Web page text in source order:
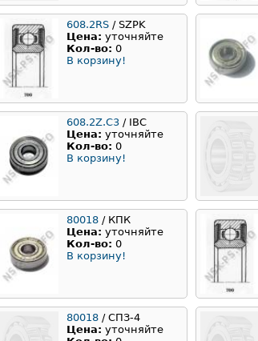
608.2RS / SZPK
Цена: уточняйте
Кол-во: 0
В корзину!
608.2Z.C3 / IBC
Цена: уточняйте
Кол-во: 0
В корзину!
80018 / КПК
Цена: уточняйте
Кол-во: 0
В корзину!
80018 / СПЗ-4
Цена: уточняйте